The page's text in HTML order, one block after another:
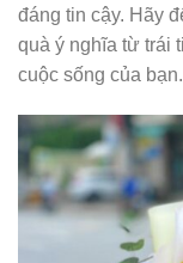
đáng tin cậy. Hãy
quà ý nghĩa từ trái
cuộc sống của bạn.